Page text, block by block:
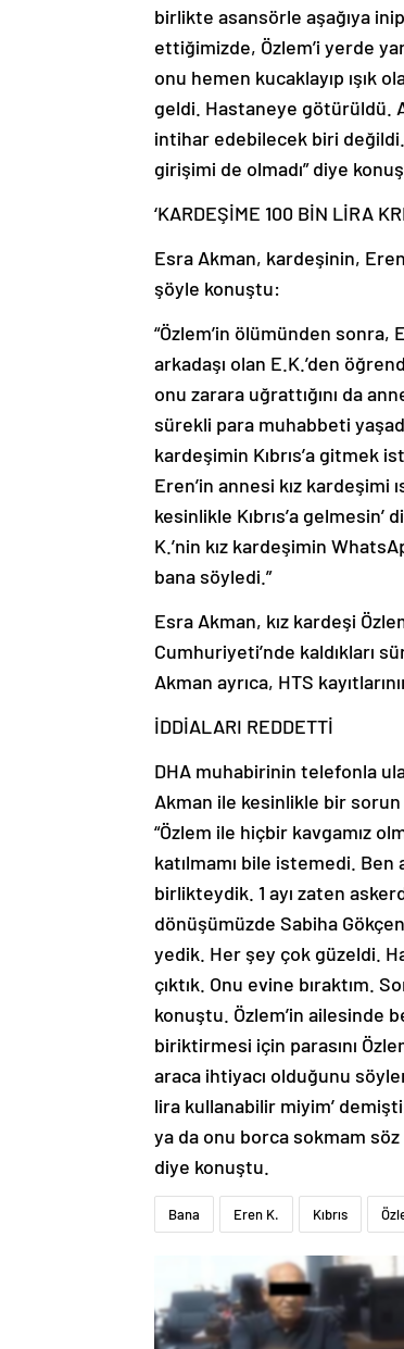
birlikte asansörle aşağıya
ettiğimizde, Özlem’i yerde
onu hemen kucaklayıp ışık
geldi. Hastaneye götürüldü.
intihar edebilecek biri
girişimi de olmadı” diye
‘KARDEŞİME 100 BİN LİRA
Esra Akman, kardeşinin,
şöyle konuştu:
“Özlem’in ölümünden
arkadaşı olan E.K.’den
onu zarara uğrattığını da
sürekli para muhabbeti
kardeşimin Kıbrıs’a gitmek
Eren’in annesi kız
kesinlikle Kıbrıs’a gelmesin’
K.’nin kız kardeşimin
bana söyledi.”
Esra Akman, kız kardeşi
Cumhuriyeti’nde kaldıkları
Akman ayrıca, HTS
İDDİALARI REDDETTİ
DHA muhabirinin telefonla
Akman ile kesinlikle bir sorun
“Özlem ile hiçbir kavgamız
katılmamı bile istemedi. Ben
birlikteydik. 1 ayı zaten
dönüşümüzde Sabiha
yedik. Her şey çok güzeldi.
çıktık. Onu evine bıraktım.
konuştu. Özlem’in ailesinde
biriktirmesi için parasını
araca ihtiyacı olduğunu
lira kullanabilir miyim’
ya da onu borca sokmam
diye konuştu.
Bana Eren K. Kıbrıs